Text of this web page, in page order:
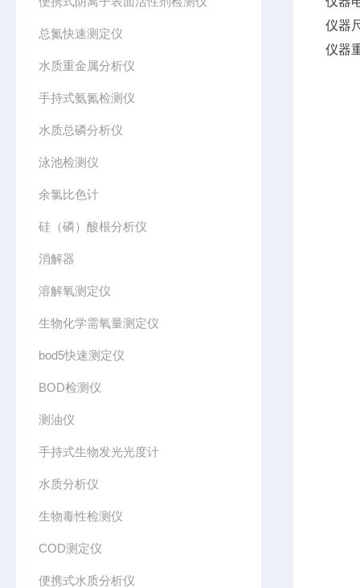
总氮快速测定仪
水质重金属分析仪
手持式氨氮检测仪
水质总磷分析仪
泳池检测仪
余氯比色计
硅（磷）酸根分析仪
消解器
溶解氧测定仪
生物化学需氧量测定仪
bod5快速测定仪
BOD检测仪
测油仪
手持式生物发光光度计
水质分析仪
生物毒性检测仪
COD测定仪
便携式水质分析仪
仪器
仪器